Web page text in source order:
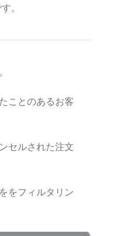
。
ことのあるお客
セルされた注文
をフィルタリン